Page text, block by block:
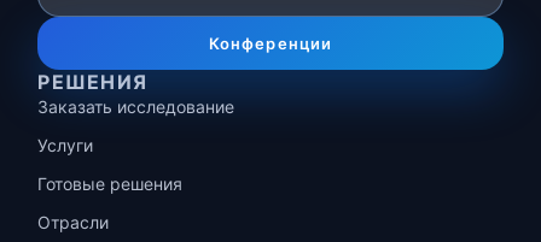
Конференции
РЕШЕНИЯ
Заказать исследование
Услуги
Готовые решения
Отрасли